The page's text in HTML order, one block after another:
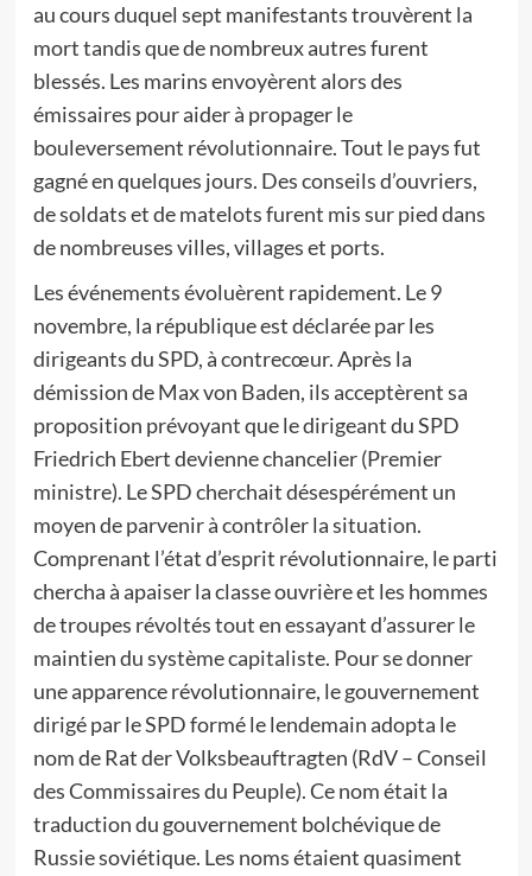
au cours duquel sept manifestants trouvèrent la
mort tandis que de nombreux autres furent
blessés. Les marins envoyèrent alors des
émissaires pour aider à propager le
bouleversement révolutionnaire. Tout le pays fut
gagné en quelques jours. Des conseils d’ouvriers,
de soldats et de matelots furent mis sur pied dans
de nombreuses villes, villages et ports.
Les événements évoluèrent rapidement. Le 9
novembre, la république est déclarée par les
dirigeants du SPD, à contrecœur. Après la
démission de Max von Baden, ils acceptèrent sa
proposition prévoyant que le dirigeant du SPD
Friedrich Ebert devienne chancelier (Premier
ministre). Le SPD cherchait désespérément un
moyen de parvenir à contrôler la situation.
Comprenant l’état d’esprit révolutionnaire, le parti
chercha à apaiser la classe ouvrière et les hommes
de troupes révoltés tout en essayant d’assurer le
maintien du système capitaliste. Pour se donner
une apparence révolutionnaire, le gouvernement
dirigé par le SPD formé le lendemain adopta le
nom de Rat der Volksbeauftragten (RdV – Conseil
des Commissaires du Peuple). Ce nom était la
traduction du gouvernement bolchévique de
Russie soviétique. Les noms étaient quasiment